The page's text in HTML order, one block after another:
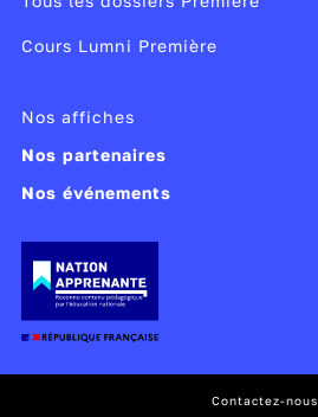
Cours Lumni Première
Nos affiches
Nos partenaires
Nos événements
Contactez-nous